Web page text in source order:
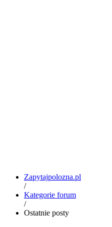
Zapytajpolozna.pl
/
Kategorie forum
/
Ostatnie posty